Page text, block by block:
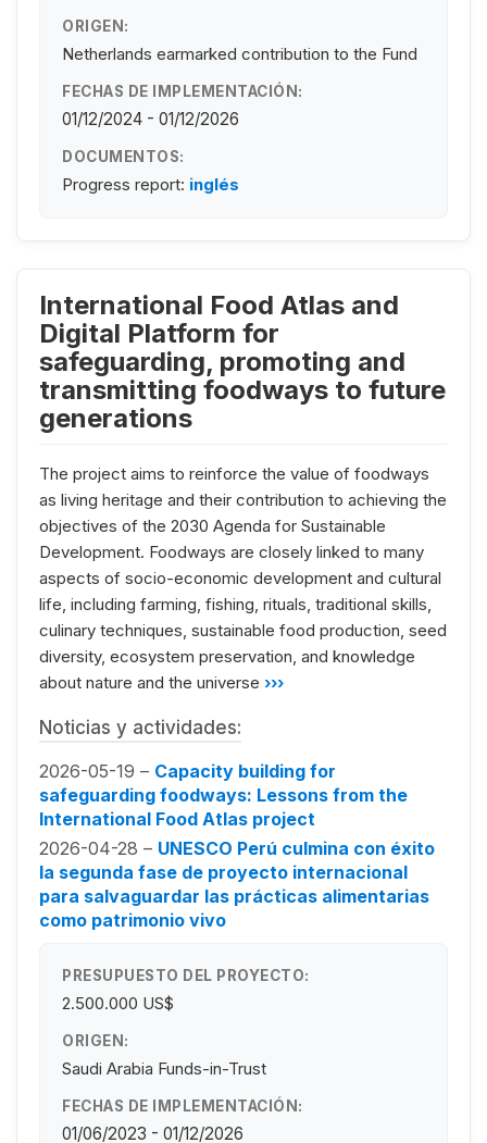
ORIGEN:
Netherlands earmarked contribution to the Fund
FECHAS DE IMPLEMENTACIÓN:
01/12/2024 - 01/12/2026
DOCUMENTOS:
Progress report: inglés
International Food Atlas and
Digital Platform for
safeguarding, promoting and
transmitting foodways to future
generations
The project aims to reinforce the value of foodways
as living heritage and their contribution to achieving the
objectives of the 2030 Agenda for Sustainable
Development. Foodways are closely linked to many
aspects of socio-economic development and cultural
life, including farming, fishing, rituals, traditional skills,
culinary techniques, sustainable food production, seed
diversity, ecosystem preservation, and knowledge
about nature and the universe ›››
Noticias y actividades:
2026-05-19 – Capacity building for
safeguarding foodways: Lessons from the
International Food Atlas project
2026-04-28 – UNESCO Perú culmina con éxito
la segunda fase de proyecto internacional
para salvaguardar las prácticas alimentarias
como patrimonio vivo
PRESUPUESTO DEL PROYECTO:
2.500.000 US$
ORIGEN:
Saudi Arabia Funds-in-Trust
FECHAS DE IMPLEMENTACIÓN:
01/06/2023 - 01/12/2026